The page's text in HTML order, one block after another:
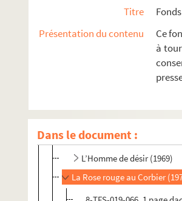
Titre Fonds
Présentation du contenu
Ce
à
Dans le document :
Festival d'Angers (1969)
Le chapeau de paille
Le Carrosse du Saint-
Les Amours de Don
Le Journal d'Anne Frank
La Cerisaie (1969)
L’Homme de désir (1969)
La Rose rouge au Corbier